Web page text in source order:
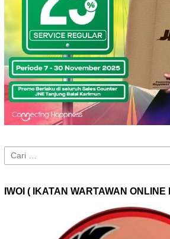
Cari
untuk:
IWOI ( IKATAN WARTAWAN ONLINE